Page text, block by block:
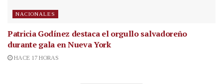
NACIONALES
Patricia Godínez destaca el orgullo salvadoreño
durante gala en Nueva York
HACE 17 HORAS